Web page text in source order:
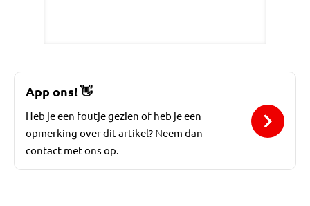
App ons!👋
Heb je een foutje gezien of heb je een
opmerking over dit artikel? Neem dan
contact met ons op.